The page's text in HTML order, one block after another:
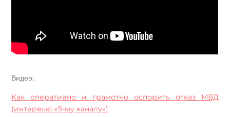
Видео:
Как оперативно и грамотно оспорить отказ МВД
(интервью «9-му каналу»)